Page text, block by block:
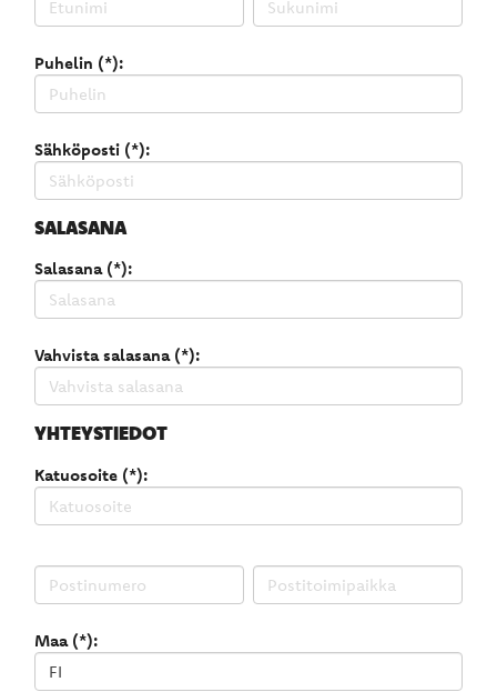
Puhelin (*):
Sähköposti (*):
SALASANA
Salasana (*):
Vahvista salasana (*):
YHTEYSTIEDOT
Katuosoite (*):
Maa (*):